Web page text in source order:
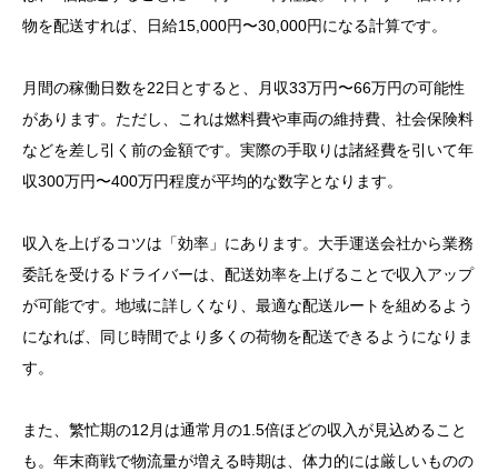
物を配送すれば、日給15,000円〜30,000円になる計算です。
月間の稼働日数を22日とすると、月収33万円〜66万円の可能性
があります。ただし、これは燃料費や車両の維持費、社会保険料
などを差し引く前の金額です。実際の手取りは諸経費を引いて年
収300万円〜400万円程度が平均的な数字となります。
収入を上げるコツは「効率」にあります。大手運送会社から業務
委託を受けるドライバーは、配送効率を上げることで収入アップ
が可能です。地域に詳しくなり、最適な配送ルートを組めるよう
になれば、同じ時間でより多くの荷物を配送できるようになりま
す。
また、繁忙期の12月は通常月の1.5倍ほどの収入が見込めること
も。年末商戦で物流量が増える時期は、体力的には厳しいものの
バーに転職して変わった生活
実態と年収の秘密
ためのコツと心構え